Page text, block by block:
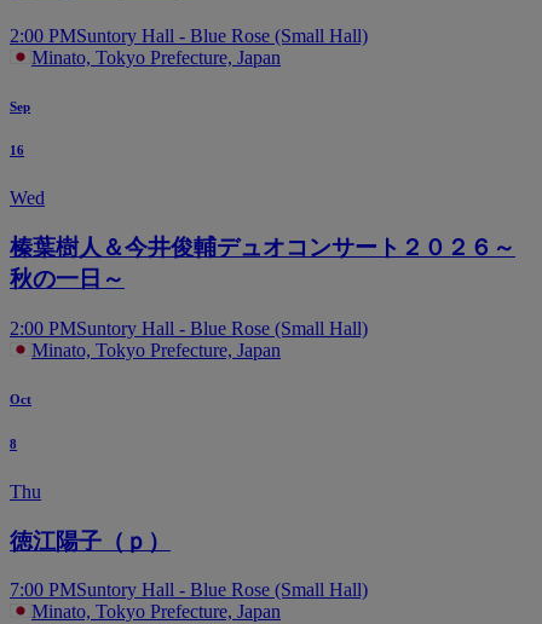
2:00 PMSuntory Hall - Blue Rose (Small Hall)
Minato, Tokyo Prefecture, Japan
Sep
16
Wed
榛葉樹人＆今井俊輔デュオコンサート２０２６～
秋の一日～
2:00 PMSuntory Hall - Blue Rose (Small Hall)
Minato, Tokyo Prefecture, Japan
Oct
8
Thu
徳江陽子（ｐ）
7:00 PMSuntory Hall - Blue Rose (Small Hall)
Minato, Tokyo Prefecture, Japan